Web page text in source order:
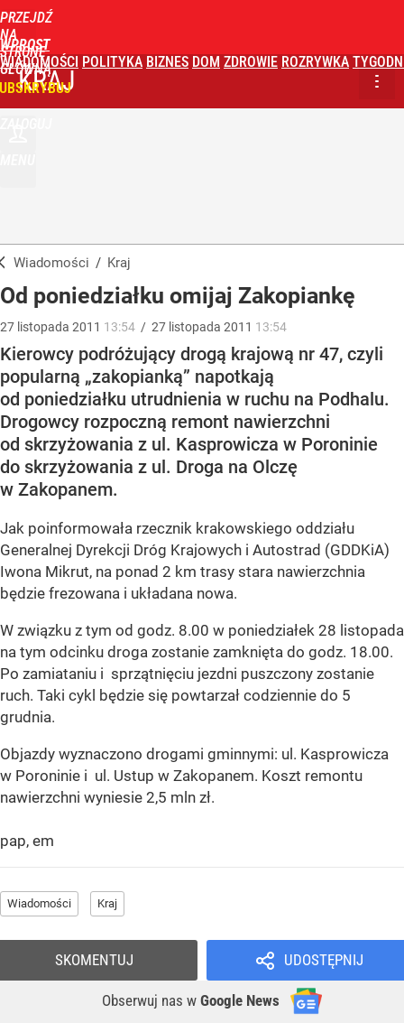
PRZEJDŹ
NA
STRONĘ
GŁÓWNĄ
WPROST
WIADOMOŚCI POLITYKA BIZNES DOM ZDROWIE ROZRYWKA
KRAJ
Wiadomości / Kraj
Od poniedziałku omijaj Zakopiankę
27 listopada 2011 13:54 / 27 listopada 2011 13:54
Kierowcy podróżujący drogą krajową nr 47, czyli
popularną „zakopianką” napotkają
od poniedziałku utrudnienia w ruchu na Podhalu.
Drogowcy rozpoczną remont nawierzchni
od skrzyżowania z ul. Kasprowicza w Poroninie
do skrzyżowania z ul. Droga na Olczę
w Zakopanem.
Jak poinformowała rzecznik krakowskiego oddziału
Generalnej Dyrekcji Dróg Krajowych i Autostrad (GDDKiA)
Iwona Mikrut, na ponad 2 km trasy stara nawierzchnia
będzie frezowana i układana nowa.
W związku z tym od godz. 8.00 w poniedziałek 28 listopada
na tym odcinku droga zostanie zamknięta do godz. 18.00.
Po zamiataniu i sprzątnięciu jezdni puszczony zostanie
ruch. Taki cykl będzie się powtarzał codziennie do 5
grudnia.
Objazdy wyznaczono drogami gminnymi: ul. Kasprowicza
w Poroninie i ul. Ustup w Zakopanem. Koszt remontu
nawierzchni wyniesie 2,5 mln zł.
pap, em
Wiadomości Kraj
UDOSTĘPNIJ
Obserwuj nas w Google News
SKOMENTUJ